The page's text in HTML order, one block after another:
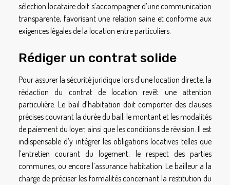
sélection locataire doit s’accompagner d’une communication
transparente, favorisant une relation saine et conforme aux
exigences légales de la location entre particuliers.
Rédiger un contrat solide
Pour assurer la sécurité juridique lors d’une location directe, la
rédaction du contrat de location revêt une attention
particulière. Le bail d’habitation doit comporter des clauses
précises couvrant la durée du bail, le montant et les modalités
de paiement du loyer, ainsi que les conditions de révision. Il est
indispensable d’y intégrer les obligations locatives telles que
l’entretien courant du logement, le respect des parties
communes, ou encore l’assurance habitation. Le bailleur a la
charge de préciser les formalités concernant la restitution du